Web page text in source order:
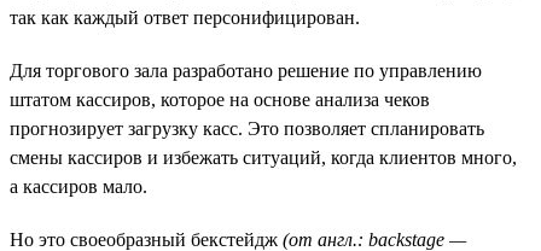
так как каждый ответ персонифицирован.
Для торгового зала разработано решение по управлению
штатом кассиров, которое на основе анализа чеков
прогнозирует загрузку касс. Это позволяет спланировать
смены кассиров и избежать ситуаций, когда клиентов много,
а кассиров мало.
Но это своеобразный бекстейдж (от англ.: backstage —